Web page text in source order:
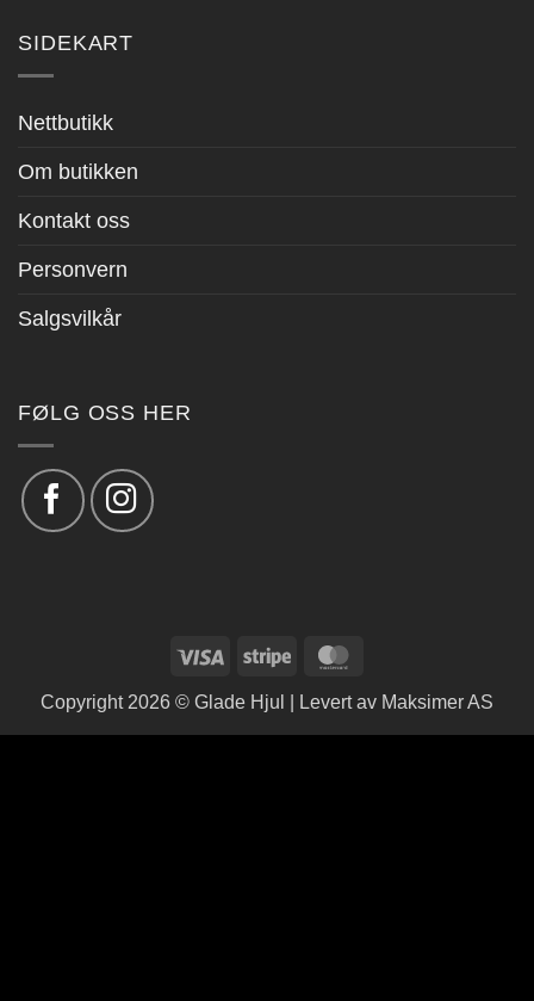
SIDEKART
Nettbutikk
Om butikken
Kontakt oss
Personvern
Salgsvilkår
FØLG OSS HER
Visa Stripe
Copyright 2026 © Glade Hjul | Levert av Maksimer AS